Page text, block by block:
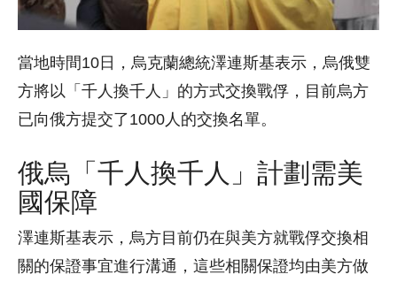
當地時間10日，烏克蘭總統澤連斯基表示，烏俄雙
方將以「千人換千人」的方式交換戰俘，目前烏方
已向俄方提交了1000人的交換名單。
俄烏「千人換千人」計劃需美
國保障
澤連斯基表示，烏方目前仍在與美方就戰俘交換相
關的保證事宜進行溝通，這些相關保證均由美方做